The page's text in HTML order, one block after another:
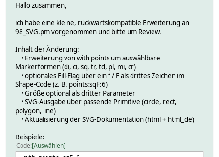
Hallo zusammen,
ich habe eine kleine, rückwärtskompatible Erweiterung an
98_SVG.pm vorgenommen und bitte um Review.
Inhalt der Änderung:
• Erweiterung von with points um auswählbare
Markerformen (di, ci, sq, tr, td, pl, mi, cr)
• optionales Fill-Flag über ein f / F als drittes Zeichen im
Shape-Code (z. B. points:sqF:6)
• Größe optional als dritter Parameter
• SVG-Ausgabe über passende Primitive (circle, rect,
polygon, line)
• Aktualisierung der SVG-Dokumentation (html + html_de)
Beispiele:
Code Auswählen